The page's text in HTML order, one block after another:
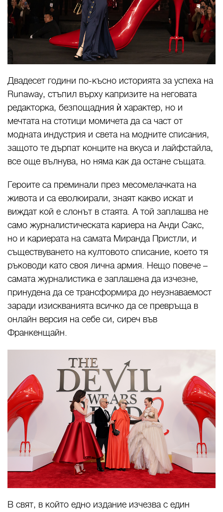
Двадесет години по-късно историята за успеха на
Runaway, стъпил върху капризите на неговата
редакторка, безпощадния ѝ характер, но и
мечтата на стотици момичета да са част от
модната индустрия и света на модните списания,
защото те дърпат конците на вкуса и лайфстайла,
все още вълнува, но няма как да остане същата.
Героите са преминали през месомелачката на
живота и са еволюирали, знаят какво искат и
виждат кой е слонът в стаята. А той заплашва не
само журналистическата кариера на Анди Сакс,
но и кариерата на самата Миранда Пристли, и
съществуването на култовото списание, което тя
ръководи като своя лична армия. Нещо повече –
самата журналистика е заплашена да изчезне,
принудена да се трансформира до неузнаваемост
заради изискванията всичко да се превръща в
онлайн версия на себе си, сиреч във
Франкенщайн.
В свят, в който едно издание изчезва с един